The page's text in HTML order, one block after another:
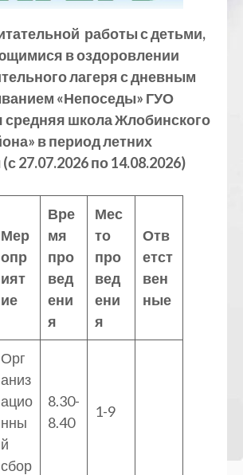
работы с детьми,
в оздоровлении
лагеря с дневным
«Непоседы» ГУО
средняя школа Жлобинского
в период летних
27.07.2026 по 14.08.2026)
Мер
опр
ият
ие
Вре
мя
про
вед
ени
я
Мес
то
про
вед
ени
я
Отв
етст
вен
ные
Орг
аниз
ацио
нны
й
сбор
8.30-
8.40
1-9